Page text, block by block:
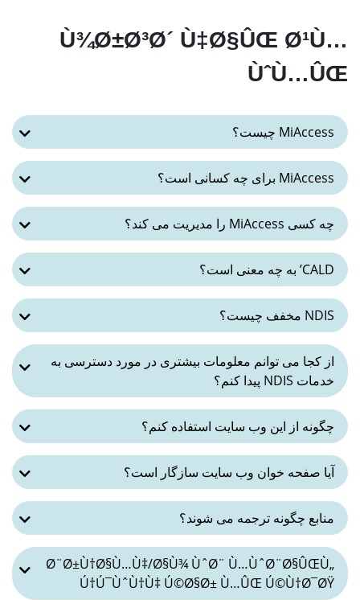
Ù¾Ø±Ø³Ø´ Ù‡Ø§ÛŒ Ø¹Ù…
ÙˆÙ…ÛŒ
MiAccess چیست؟
MiAccess برای چه کسانی است؟
چه کسی MiAccess را مدیریت می کند؟
CALD’ به چه معنی است؟
NDIS مخفف چیست؟
از کجا می توانم معلومات بیشتری در مورد دسترسی به
خدمات NDIS پیدا کنم؟
چگونه از این وب سایت استفاده کنم؟
آیا صفحه خوان وب سایت سازگار است؟
منابع چگونه ترجمه می شوند؟
Ø¨Ø±Ù†Ø§Ù…Ù‡/Ø§Ù¾ ÙˆØ¨ Ù…ÙˆØ¨Ø§ÛŒÙ„
Ú†Ú¯ÙˆÙ†Ù‡ Ú©Ø§Ø± Ù…ÛŒ Ú©Ù†Ø¯ØŸ